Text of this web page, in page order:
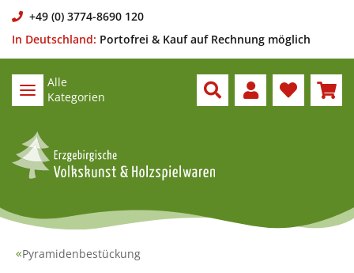
+49 (0) 3774-8690 120
In Deutschland: Portofrei & Kauf auf Rechnung möglich
Alle
Kategorien
Pyramidenbestückung